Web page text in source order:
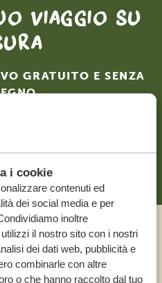
i cookie
contenuti ed
dei social media e per
inoltre
il nostro sito con i nostri
dei dati web, pubblicità e
combinarle con altre
o che hanno raccolto dal tuo
viaggio su
GRATUITO E SENZA
esperto